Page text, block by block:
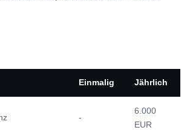
Einmalig Jährlich
-
6.000
EUR